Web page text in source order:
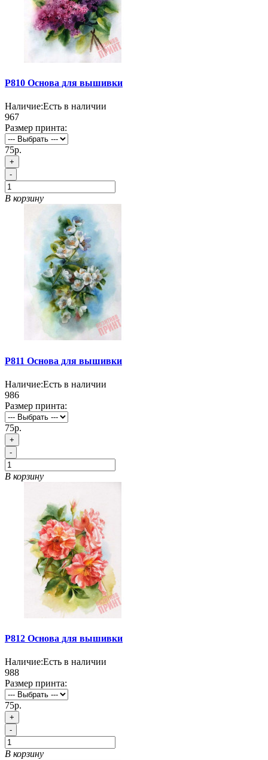
P810 Основа для вышивки
Наличие:Есть в наличии
967
Размер принта:
75р.
+
-
В корзину
P811 Основа для вышивки
Наличие:Есть в наличии
986
Размер принта:
75р.
+
-
В корзину
P812 Основа для вышивки
Наличие:Есть в наличии
988
Размер принта:
75р.
+
-
В корзину